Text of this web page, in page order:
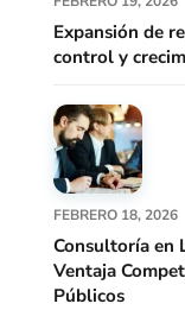
Expansión de
control y
FEBRERO 18, 2026
Consultoría en
Ventaja
Públicos